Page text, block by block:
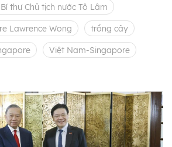
thư Chủ tịch nước Tô Lâm
Lawrence Wong trồng cây
Việt Nam-Singapore